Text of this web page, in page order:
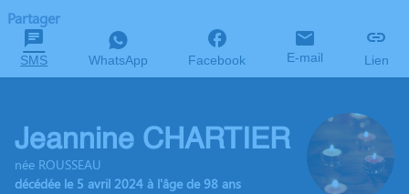
Partager
SMS WhatsApp Facebook E-mail Lien
Jeannine CHARTIER
née ROUSSEAU
décédée le 5 avril 2024 à l'âge de 98 ans